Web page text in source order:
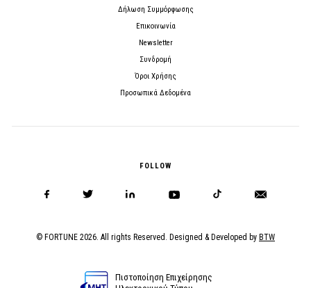
Δήλωση Συμμόρφωσης
Επικοινωνία
Newsletter
Συνδρομή
Όροι Χρήσης
Προσωπικά Δεδομένα
FOLLOW
© FORTUNE 2026. All rights Reserved. Designed & Developed by BTW
Πιστοποίηση Επιχείρησης